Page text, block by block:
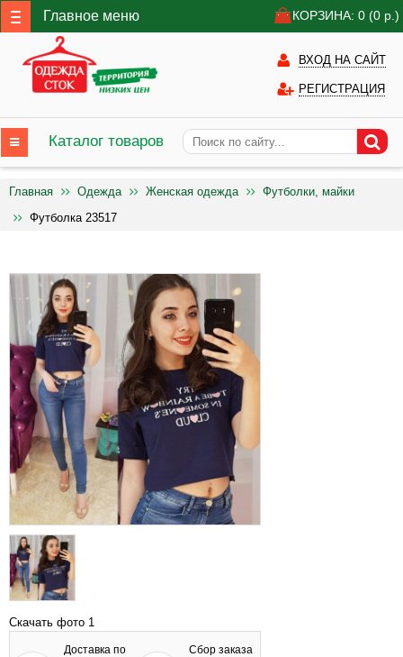
Главное меню КОРЗИНА: 0 (0 р.)
ВХОД НА САЙТ
РЕГИСТРАЦИЯ
Каталог товаров
Главная Одежда Женская одежда
Футболки, майки
Футболка 23517
Скачать фото 1
Доставка по
Сбор заказа